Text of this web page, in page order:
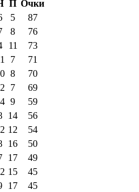
П Очки
5
87
8
76
11
73
7
71
8
70
7
69
9
59
14
56
12
54
16
50
17
49
15
45
17
45